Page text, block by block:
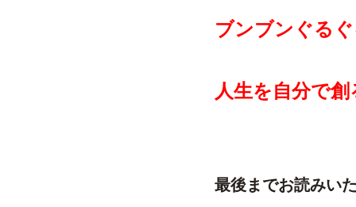
ブンブンぐる
人生を自分で
最後までお読みい